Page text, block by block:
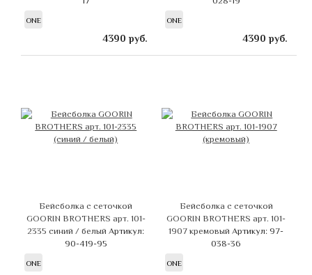
ONE
4390 руб.
ONE
4390 руб.
Бейсболка с сеточкой
GOORIN BROTHERS арт. 101-
2335 синий / белыйАртикул:
90-419-95
ONE
Бейсболка с сеточкой
GOORIN BROTHERS арт. 101-
1907 кремовыйАртикул: 97-
038-36
ONE